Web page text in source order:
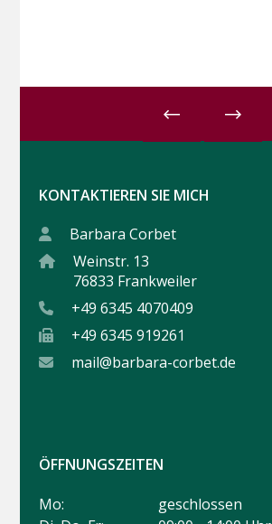
KONTAKTIEREN SIE MICH
Barbara Corbet
Weinstr. 13
76833 Frankweiler
+49 6345 4070409
+49 6345 919261
mail@barbara-corbet.de
ÖFFNUNGSZEITEN
Mo:
geschlossen